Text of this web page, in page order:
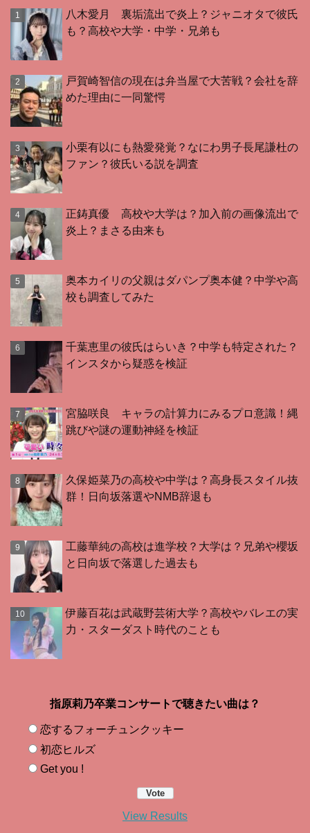
八木愛月 裏垢流出で炎上？ジャニオタで彼氏
も？高校や大学・中学・兄弟も
戸賀崎智信の現在は弁当屋で大苦戦？会社を辞
めた理由に一同驚愕
小栗有以にも熱愛発覚？なにわ男子長尾謙杜の
ファン？彼氏いる説を調査
正鋳真優 高校や大学は？加入前の画像流出で
炎上？まさる由来も
奥本カイリの父親はダパンプ奥本健？中学や高
校も調査してみた
千葉恵里の彼氏はらいき？中学も特定された？
インスタから疑惑を検証
宮脇咲良 キャラの計算力にみるプロ意識！縄
跳びや謎の運動神経を検証
久保姫菜乃の高校や中学は？高身長スタイル抜
群！日向坂落選やNMB辞退も
工藤華純の高校は進学校？大学は？兄弟や櫻坂
と日向坂で落選した過去も
伊藤百花は武蔵野芸術大学？高校やバレエの実
力・スターダスト時代のことも
指原莉乃卒業コンサートで聴きたい曲は？
恋するフォーチュンクッキー
初恋ヒルズ
Get you !
View Results